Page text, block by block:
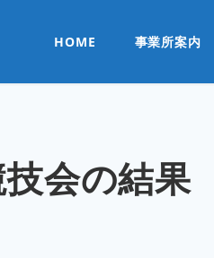
HOME 事業所案内
会の結果